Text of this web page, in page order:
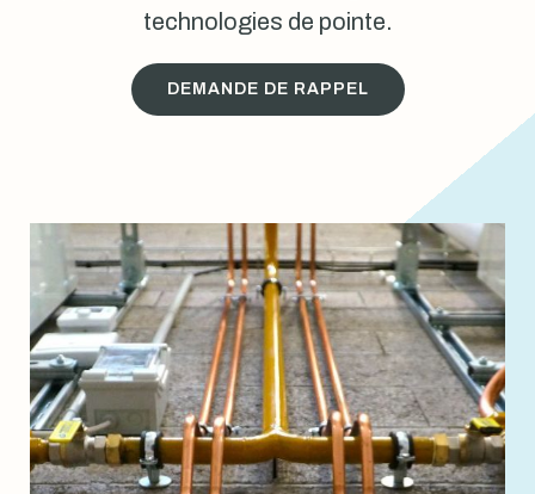
technologies de pointe.
DEMANDE DE RAPPEL